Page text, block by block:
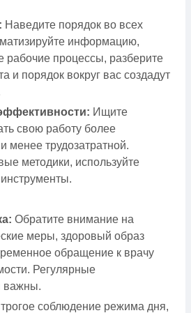
Наведите порядок во всех
информацию,
рабочие процессы, разберите
и порядок вокруг вас создадут
Ищите
свою работу более
менее трудозатратной.
методики, используйте
Обратите внимание на
меры, здоровый образ
обращение к врачу
Регулярные
важны.
соблюдение режима дня,